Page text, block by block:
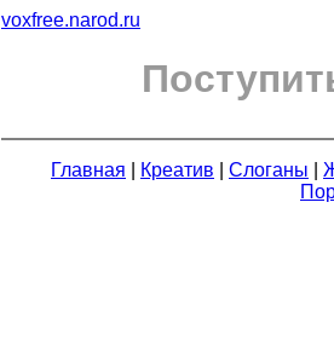
voxfree.narod.ru
Главная Креатив Слоганы